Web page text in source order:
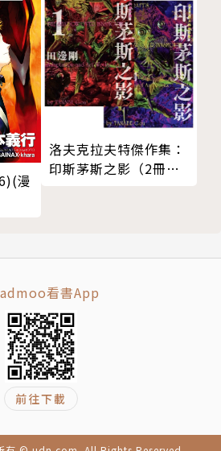
漫
洛夫克拉夫特傑作集：
印斯茅斯之影（2冊套
看書App
前往下載